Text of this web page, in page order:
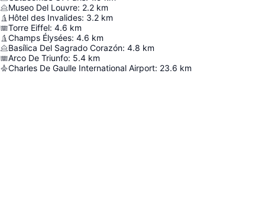
Museo Del Louvre: 2.2 km
Hôtel des Invalides: 3.2 km
Torre Eiffel: 4.6 km
Champs Élysées: 4.6 km
Basílica Del Sagrado Corazón: 4.8 km
Arco De Triunfo: 5.4 km
Charles De Gaulle International Airport: 23.6 km